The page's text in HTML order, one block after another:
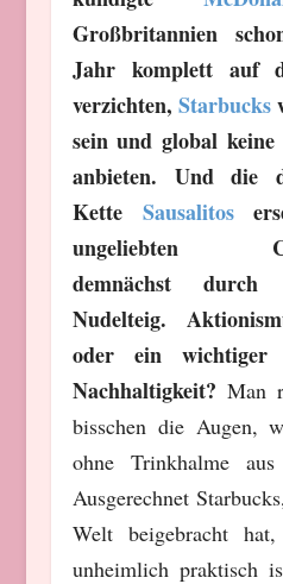
Großbritannien
Jahr komplett auf
verzichten, Starbucks
sein und global
anbieten. Und die
Kette Sausalitos
ungeliebten
demnächst
Nudelteig.
oder ein
Nachhaltigkeit? Man
bisschen die Augen,
ohne Trinkhalme
Ausgerechnet
Welt beigebracht
unheimlich praktisch